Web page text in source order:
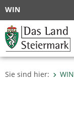
WIN
Sie sind hier: WIN